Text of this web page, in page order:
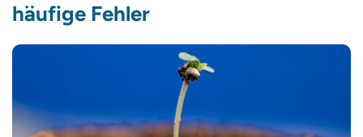
häufige Fehler